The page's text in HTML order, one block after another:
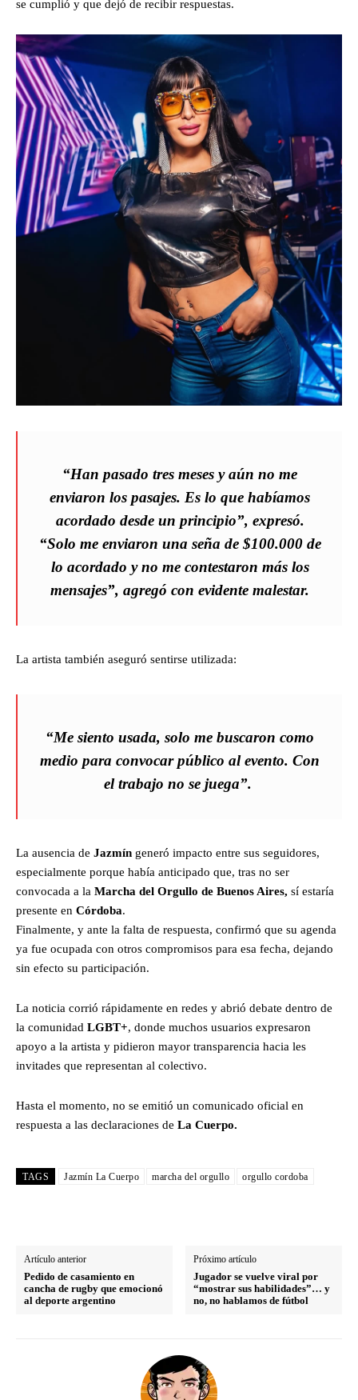
se cumplió y que dejó de recibir respuestas.
“Han pasado tres meses y aún no me
enviaron los pasajes. Es lo que habíamos
acordado desde un principio”, expresó.
“Solo me enviaron una seña de $100.000 de
lo acordado y no me contestaron más los
mensajes”, agregó con evidente malestar.
La artista también aseguró sentirse utilizada:
“Me siento usada, solo me buscaron como
medio para convocar público al evento. Con
el trabajo no se juega”.
La ausencia de Jazmín generó impacto entre sus seguidores,
especialmente porque había anticipado que, tras no ser
convocada a la Marcha del Orgullo de Buenos Aires, sí estaría
presente en Córdoba.
Finalmente, y ante la falta de respuesta, confirmó que su agenda
ya fue ocupada con otros compromisos para esa fecha, dejando
sin efecto su participación.
La noticia corrió rápidamente en redes y abrió debate dentro de
la comunidad LGBT+, donde muchos usuarios expresaron
apoyo a la artista y pidieron mayor transparencia hacia les
invitades que representan al colectivo.
Hasta el momento, no se emitió un comunicado oficial en
respuesta a las declaraciones de La Cuerpo.
TAGS Jazmín La Cuerpo marcha del orgullo orgullo cordoba
Artículo anterior
Pedido de casamiento en
cancha de rugby que emocionó
al deporte argentino
Próximo artículo
Jugador se vuelve viral por
“mostrar sus habilidades”… y
no, no hablamos de fútbol